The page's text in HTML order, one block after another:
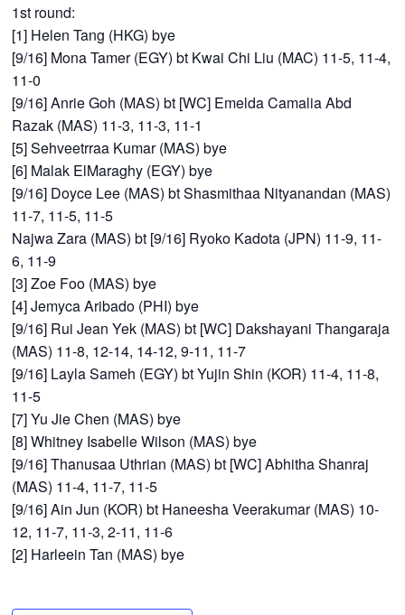
1st round:
[1] Helen Tang (HKG) bye
[9/16] Mona Tamer (EGY) bt Kwai Chi Liu (MAC) 11-5, 11-4,
11-0
[9/16] Anrie Goh (MAS) bt [WC] Emelda Camalia Abd
Razak (MAS) 11-3, 11-3, 11-1
[5] Sehveetrraa Kumar (MAS) bye
[6] Malak ElMaraghy (EGY) bye
[9/16] Doyce Lee (MAS) bt Shasmithaa Nityanandan (MAS)
11-7, 11-5, 11-5
Najwa Zara (MAS) bt [9/16] Ryoko Kadota (JPN) 11-9, 11-
6, 11-9
[3] Zoe Foo (MAS) bye
[4] Jemyca Aribado (PHI) bye
[9/16] Rui Jean Yek (MAS) bt [WC] Dakshayani Thangaraja
(MAS) 11-8, 12-14, 14-12, 9-11, 11-7
[9/16] Layla Sameh (EGY) bt Yujin Shin (KOR) 11-4, 11-8,
11-5
[7] Yu Jie Chen (MAS) bye
[8] Whitney Isabelle Wilson (MAS) bye
[9/16] Thanusaa Uthrian (MAS) bt [WC] Abhitha Shanraj
(MAS) 11-4, 11-7, 11-5
[9/16] Ain Jun (KOR) bt Haneesha Veerakumar (MAS) 10-
12, 11-7, 11-3, 2-11, 11-6
[2] Harleein Tan (MAS) bye